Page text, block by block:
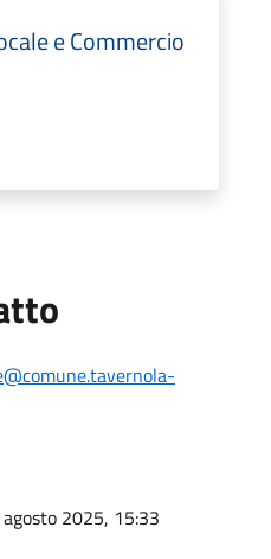
e Commercio
2025, 15:33